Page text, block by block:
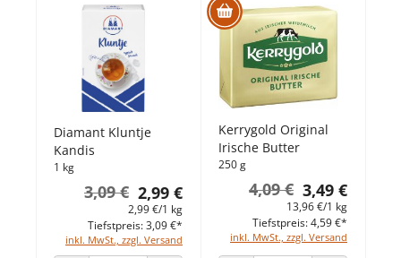
Diamant Kluntje
Kandis
1 kg
2,99 €
3,09 €
2,99 €/1 kg
inkl. MwSt., zzgl. Versand
Tiefstpreis: 3,09 €*
Kerrygold Original
Irische Butter
250 g
3,49 €
4,09 €
13,96 €/1 kg
inkl. MwSt., zzgl. Versand
Tiefstpreis: 4,59 €*